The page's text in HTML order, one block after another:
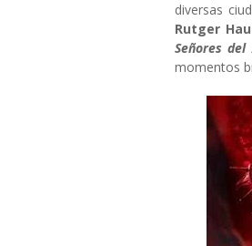
diversas
Rutger
Señores del
momentos